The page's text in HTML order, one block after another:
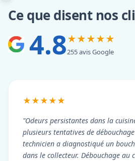
Ce que disent nos
4.8★★★★★
255 avis Google
★★★★★
"Odeurs persistantes dans la
plusieurs tentatives de
technicien a diagnostiqué un
dans le collecteur. Débouchage au